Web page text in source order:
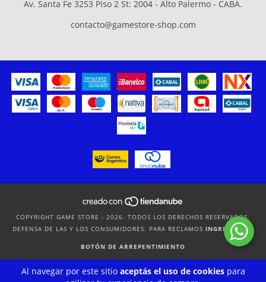
Al navegar por este sitio aceptás el uso de cookiespara
Av. Santa Fe 3253 Piso 2 St: 2004 - Alto Palermo - CABA.
contacto@gamestore-shop.com
COPYRIGHT GAME STORE - 2026. TODOS LOS DERECHOS RESERVADOS.
DEFENSA DE LAS Y LOS CONSUMIDORES. PARA RECLAMOS INGRESÁ ACÁ.
BOTÓN DE ARREPENTIMIENTO